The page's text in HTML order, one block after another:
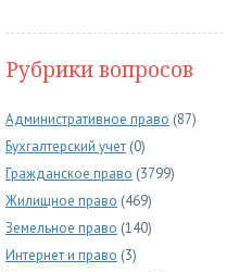
Рубрики вопросов
Административное право (87)
Бухгалтерский учет (0)
Гражданское право (3799)
Жилищное право (469)
Земельное право (140)
Интернет и право (3)